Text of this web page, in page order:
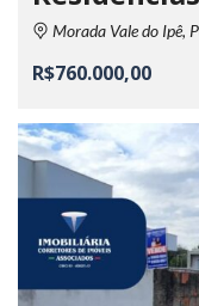
Morada Vale do Ipê,
R$760.000,00